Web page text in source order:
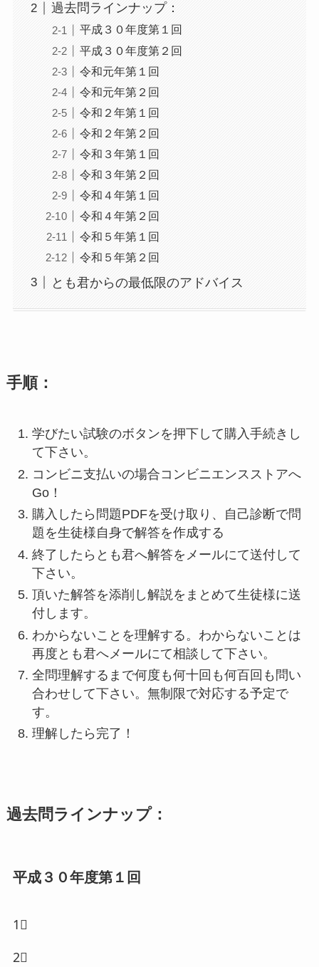
過去問ラインナップ：
平成３０年度第１回
平成３０年度第２回
令和元年第１回
令和元年第２回
令和２年第１回
令和２年第２回
令和３年第１回
令和３年第２回
令和４年第１回
令和４年第２回
令和５年第１回
令和５年第２回
とも君からの最低限のアドバイス
手順：
学びたい試験のボタンを押下して購入手続きし
て下さい。
コンビニ支払いの場合コンビニエンスストアへ
Go！
購入したら問題PDFを受け取り、自己診断で問
題を生徒様自身で解答を作成する
終了したらとも君へ解答をメールにて送付して
下さい。
頂いた解答を添削し解説をまとめて生徒様に送
付します。
わからないことを理解する。わからないことは
再度とも君へメールにて相談して下さい。
全問理解するまで何度も何十回も何百回も問い
合わせして下さい。無制限で対応する予定で
す。
理解したら完了！
過去問ラインナップ：
平成３０年度第１回
1⃣
2⃣